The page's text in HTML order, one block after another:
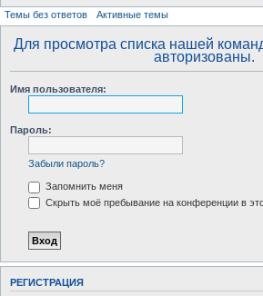
Темы без ответов Активные темы
Для просмотра списка нашей
авторизованы.
Имя пользователя:
Пароль:
Забыли пароль?
Запомнить меня
Скрыть моё пребывание на конференции в
РЕГИСТРАЦИЯ